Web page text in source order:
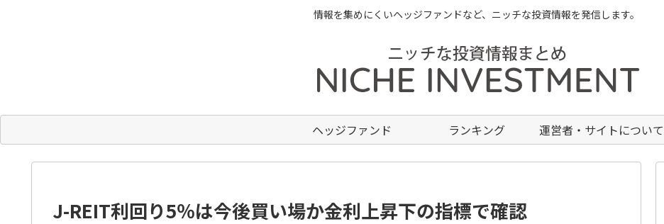
情報を集めにくいヘッジファンドなど、ニッチな投資情報を発信します。
ヘッジファンド ランキング 運営者・サイトについて
J-REIT利回り5％は今後買い場か金利上昇下の指標で確認